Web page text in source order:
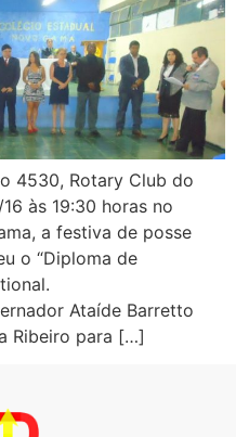
4530, Rotary Club do
às 19:30 horas no
a festiva de posse
o “Diploma de
International.
Ataíde Barretto
Ribeiro para […]